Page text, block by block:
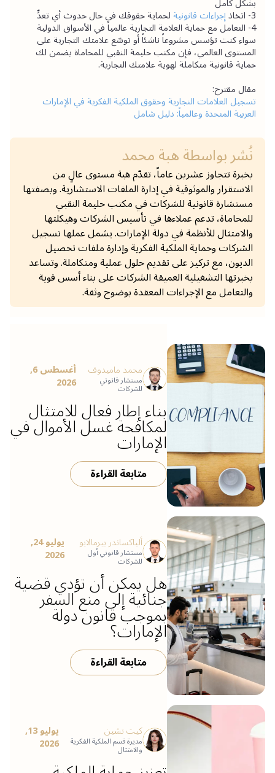
3- اتخاذ إجراءات قانونية لحماية حقوقك في حال حدوث أي تعدٍّ
4- التعامل مع حماية العلامة التجارية عالمياً في الأسواق الدولية
حماية قانونية متكاملة لهوية علامتك التجارية.
مقال مقترح:
العربية المتحدة وعالمياً: دليل شامل
نُشر بواسطةهبة محمد
بخبرة تتجاوز عشرين عاماً، تقدّم هبة مستوى عالٍ من
الاستقرار والموثوقية في إدارة الملفات الاستشارية. وبصفتها
مستشارة قانونية للشركات في مكتب حليمة النقبي
للمحاماة، تدعم عملاءها في تأسيس الشركات وهيكلتها
والامتثال للأنظمة في دولة الإمارات. يشمل عملها تسجيل
الشركات وحماية الملكية الفكرية وإدارة ملفات تحصيل
الديون، مع تركيز على تقديم حلول عملية ومتكاملة. وتساعد
بخبرتها التشغيلية العميقة الشركات على بناء أسس قوية
والتعامل مع الإجراءات المعقدة بوضوح وثقة.
محمد ماميدوف
مستشار قانوني
للشركات
أغسطس 6,
2026
بناء إطار فعال للامتثال
لمكافحة غسل الأموال في
الإمارات
متابعة القراءة
ألياكساندر ييرمالايو
مستشار قانوني أول
للشركات
يوليو 24,
2026
هل يمكن أن تؤدي قضية
جنائية إلى منع السفر
بموجب قانون دولة
الإمارات؟
متابعة القراءة
كيت تشين
مديرة قسم الملكية الفكرية
والامتثال
يوليو 13,
2026